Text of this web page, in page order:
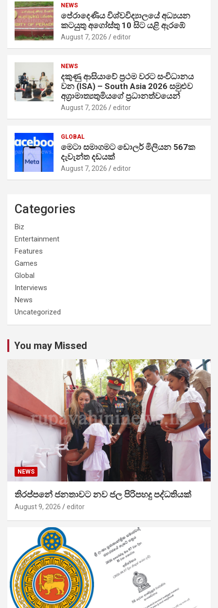
NEWS
පේරාදෙණිය විශ්වවිද්‍යාලයේ අධ්‍යයන
කටයුතු අගෝස්තු 10 සිට යළි ඇරඹේ
August 7, 2026 editor
NEWS
දකුණු ආසියාවේ ප්‍රථම වරට සංවිධානය
වන (ISA) – South Asia 2026 සමුළුව
අග්‍රාමාත්‍යතුමියගේ ප්‍රධානත්වයෙන්
August 7, 2026 editor
GLOBAL
මෙටා සමාගමට ඩොලර් මිලියන 567ක
දැවැන්ත දඩයක්
August 7, 2026 editor
Categories
Biz
Entertainment
Features
Games
Global
Interviews
News
Uncategorized
You may Missed
NEWS
තිරප්පනේ ජනතාවට නව ජල පිරිපහදු පද්ධතියක්
August 9, 2026 editor